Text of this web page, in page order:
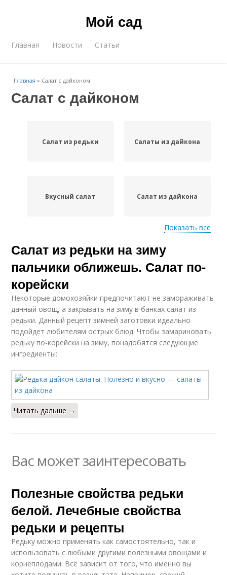
Мой сад
Главная Новости Статьи
Главная » Салат с дайконом
Салат с дайконом
Салат из редьки Салаты из дайкона
Вкусный салат Салат из дайкона
Консервированный
салат
Салат из белой
Салаты из редиски "салатик из дайкона
Показать все
Салат из редьки на зиму
пальчики оближешь. Салат по-
корейски
Некоторые домохозяйки предпочитают не замораживать
данный овощ, а закрывать на зиму в банках салат из
редьки. Данный рецепт зимней заготовки идеально
подойдет любителям острых блюд. Чтобы замариновать
редьку по-корейски на зиму, понадобятся следующие
ингредиенты:
Читать дальше →
Вас может заинтересовать
Полезные свойства редьки
белой. Лечебные свойства
редьки и рецепты
Редьку можно применять как самостоятельно, так и
использовать с любыми другими полезными овощами и
корнеплодами. Всё зависит от того, что именно вы